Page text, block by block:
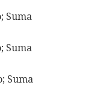
Suma
Suma
Suma